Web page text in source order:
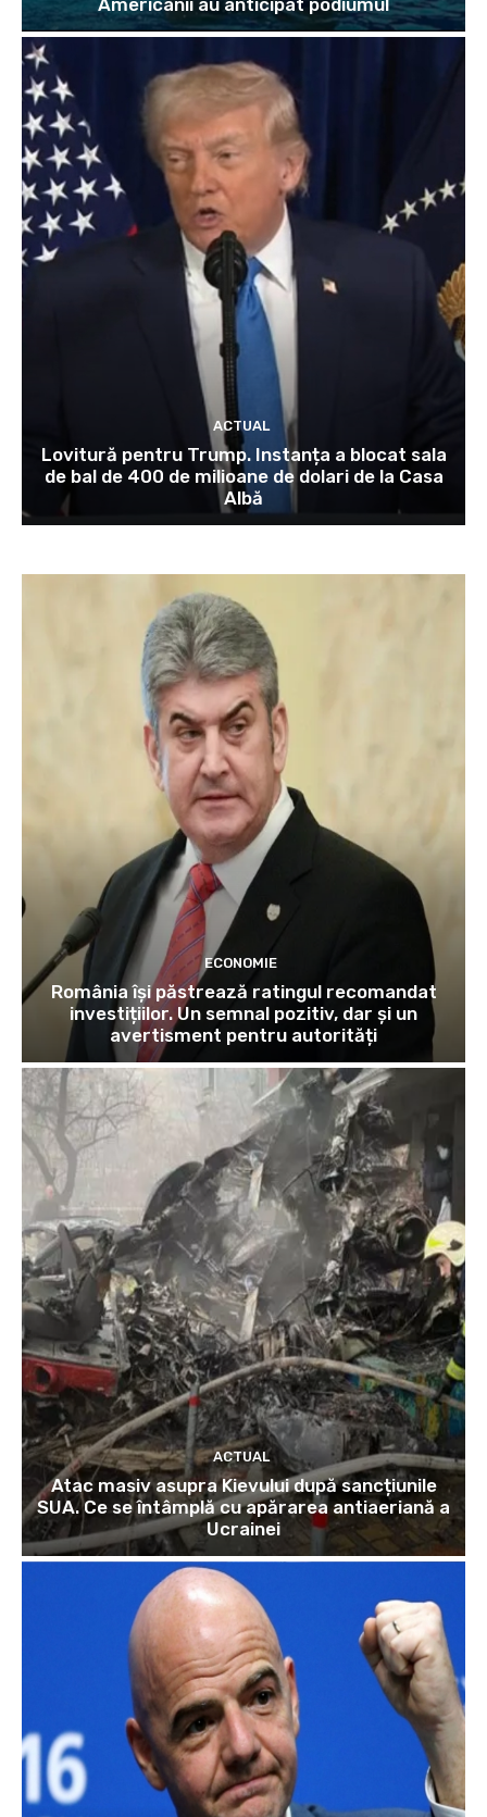
Americanii au anticipat podiumul
ACTUAL
Lovitură pentru Trump. Instanța a blocat sala
de bal de 400 de milioane de dolari de la Casa
Albă
ECONOMIE
România își păstrează ratingul recomandat
investițiilor. Un semnal pozitiv, dar și un
avertisment pentru autorități
ACTUAL
Atac masiv asupra Kievului după sancțiunile
SUA. Ce se întâmplă cu apărarea antiaeriană a
Ucrainei